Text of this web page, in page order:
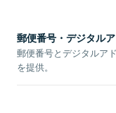
郵便番号・デジタル
郵便番号とデジタルア
を提供。